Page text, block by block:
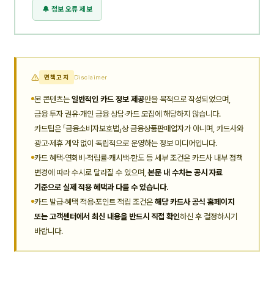
🔔 정보 오류 제보
면책고지 Disclaimer
본 콘텐츠는 일반적인 카드 정보 제공만을 목적으로 작성되었으며,
금융 투자 권유·개인 금융 상담·카드 모집에 해당하지 않습니다.
카드팁은 「금융소비자보호법」상 금융상품판매업자가 아니며, 카드사와
광고·제휴 계약 없이 독립적으로 운영하는 정보 미디어입니다.
카드 혜택·연회비·적립률·캐시백·한도 등 세부 조건은 카드사 내부 정책
변경에 따라 수시로 달라질 수 있으며,본문 내 수치는 공시 자료
기준으로 실제 적용 혜택과 다를 수 있습니다.
카드 발급·혜택 적용·포인트 적립 조건은 해당 카드사 공식 홈페이지
또는 고객센터에서 최신 내용을 반드시 직접 확인하신 후 결정하시기
바랍니다.